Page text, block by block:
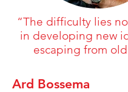
“The difficulty lies
in developing new
escaping from
Ard Bossema